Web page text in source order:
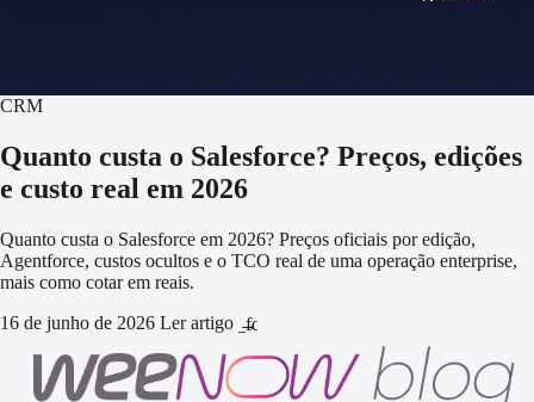
CRM
Quanto custa o Salesforce? Preços, edições
e custo real em 2026
Quanto custa o Salesforce em 2026? Preços oficiais por edição,
Agentforce, custos ocultos e o TCO real de uma operação enterprise,
mais como cotar em reais.
16 de junho de 2026 Ler artigo
arrow_forward